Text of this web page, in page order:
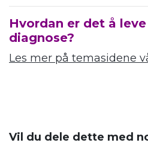
Hvordan er det å
diagnose?
Les mer på temasidene
Vil du dele dette med